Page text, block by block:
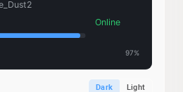
Dark Light